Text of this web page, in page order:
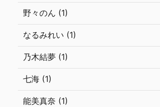
野々のん (1)
なるみれい (1)
乃木結夢 (1)
七海 (1)
能美真奈 (1)